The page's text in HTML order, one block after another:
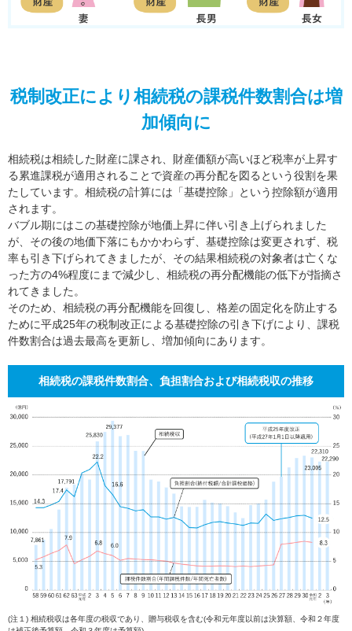
税制改正により相続税の課税件数割合は増
加傾向に
相続税は相続した財産に課され、財産価額が高いほど税率が上昇す
る累進課税が適用されることで資産の再分配を図るという役割を果
たしています。相続税の計算には「基礎控除」という控除額が適用
されます。
バブル期にはこの基礎控除が地価上昇に伴い引き上げられました
が、その後の地価下落にもかかわらず、基礎控除は変更されず、税
率も引き下げられてきましたが、その結果相続税の対象者は亡くな
った方の4%程度にまで減少し、相続税の再分配機能の低下が指摘さ
れてきました。
そのため、相続税の再分配機能を回復し、格差の固定化を防止する
ために平成25年の税制改正による基礎控除の引き下げにより、課税
件数割合は過去最高を更新し、増加傾向にあります。
相続税の課税件数割合、負担割合および相続税収の推移
(注１) 相続税収は各年度の税収であり、贈与税収を含む(令和元年度以前は決算額、令和２年度